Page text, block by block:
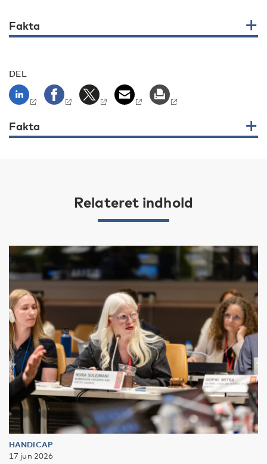
Fakta
DEL
Fakta
Relateret indhold
HANDICAP
17 jun 2026